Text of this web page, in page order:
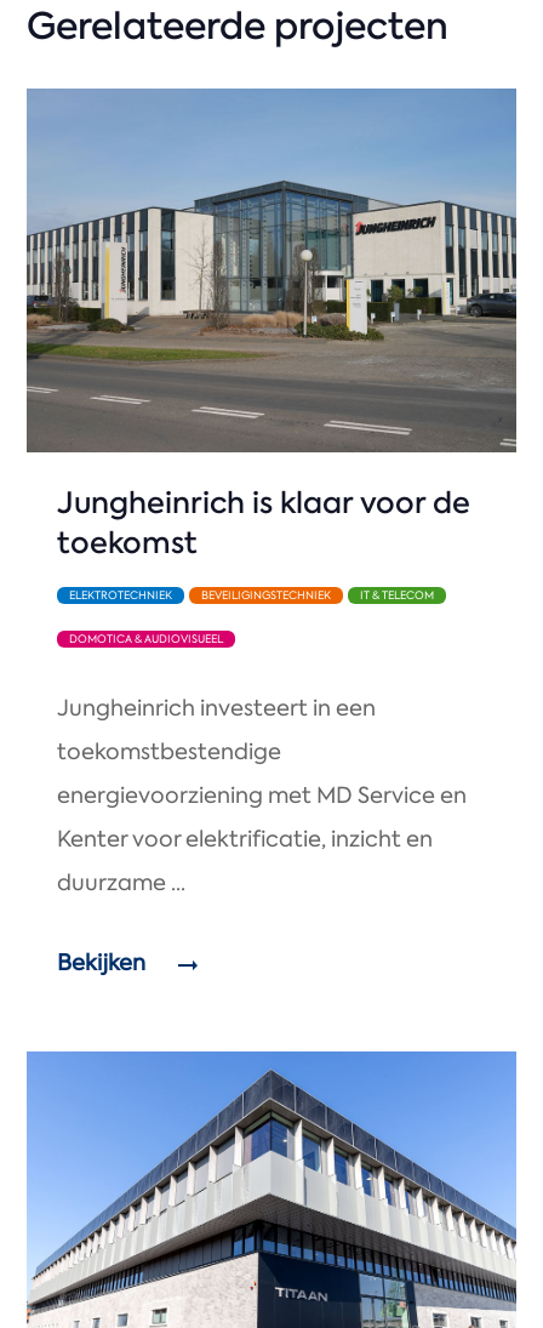
Gerelateerde projecten
Jungheinrich is klaar voor de
toekomst
ELEKTROTECHNIEK BEVEILIGINGSTECHNIEK IT & TELECOM
DOMOTICA & AUDIOVISUEEL
Jungheinrich investeert in een
toekomstbestendige
energievoorziening met MD Service en
Kenter voor elektrificatie, inzicht en
duurzame ...
Bekijken